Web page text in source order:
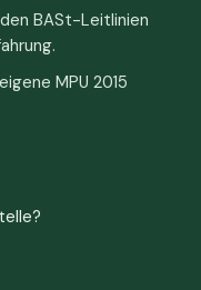
BASt-Leitlinien
eigene MPU 2015